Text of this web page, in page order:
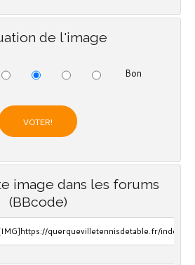
de l'image
Bon
image dans les forums
(BBcode)